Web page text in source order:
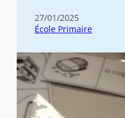
27/01/2025
École Primaire